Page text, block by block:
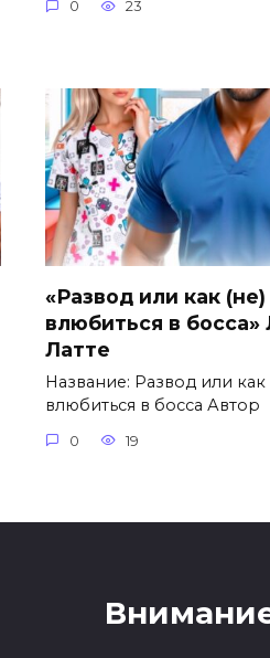
0 23
«Развод или как (не)
влюбиться в босса»
Латте
Название: Развод или как
влюбиться в босса Автор
0 19